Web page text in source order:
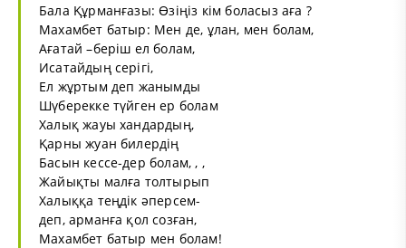
Бала Құрманғазы: Өзіңіз кім боласыз аға ?
Махамбет батыр: Мен де, ұлан, мен болам,
Ағатай –беріш ел болам,
Исатайдың серігі,
Ел жұртым деп жанымды
Шүберекке түйген ер болам
Халық жауы хандардың,
Қарны жуан билердің
Басын кессе-дер болам, , ,
Жайықты малға толтырып
Халыққа теңдік әперсем-
деп, арманға қол созған,
Махамбет батыр мен болам!